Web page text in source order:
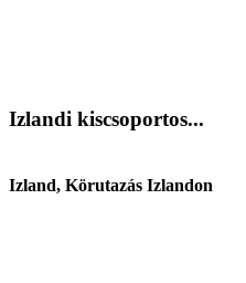
Izlandi kiscsoportos...
Izland, Körutazás Izlandon